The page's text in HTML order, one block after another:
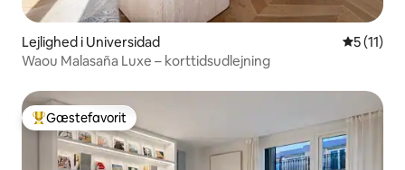
Lejlighed i Universidad 5 ud af 5
5 (11)
Waou Malasaña Luxe – korttidsudlejning
Bedste gæstefavorit
Gæstefavorit